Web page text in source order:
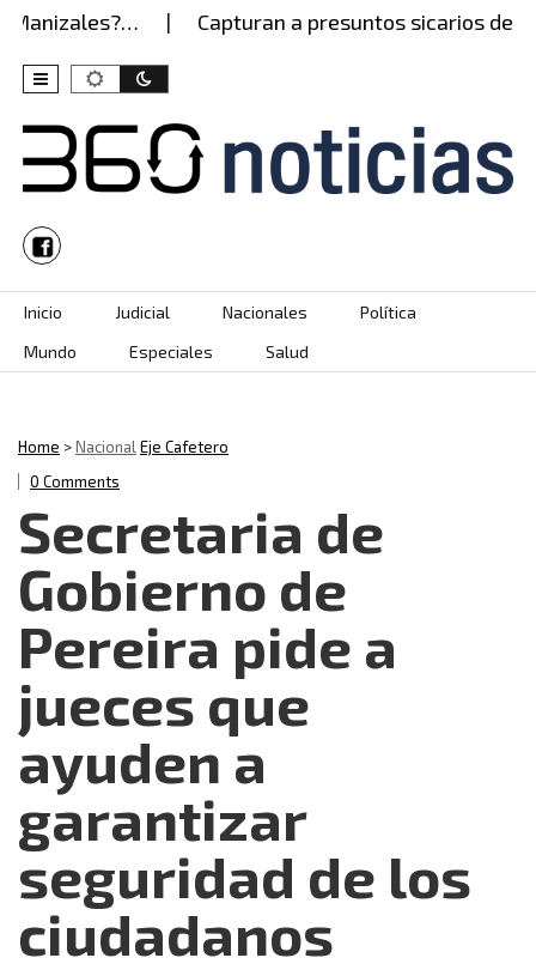
Capturan a presuntos sicarios del
Skip to content
Inicio Judicial Nacionales
Política
Mundo
Especiales Salud
Home >NacionalEje Cafetero
0 Comments
Secretaria de
Gobierno de
Pereira pide a
jueces que
ayuden a
garantizar
seguridad de los
ciudadanos